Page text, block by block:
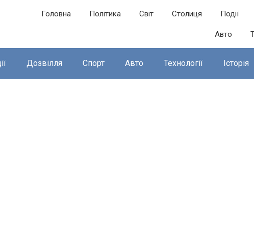
Головна Політика Світ Столиця Події
Авто
Дозвілля Спорт Авто Технології Історія